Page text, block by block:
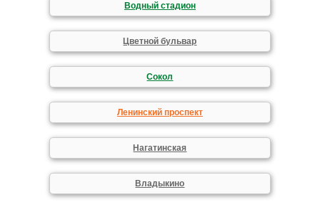
Водный стадион
Цветной бульвар
Сокол
Ленинский проспект
Нагатинская
Владыкино